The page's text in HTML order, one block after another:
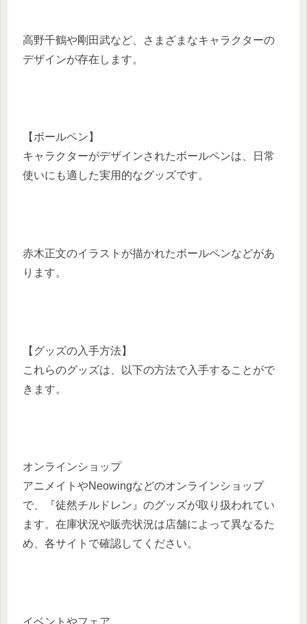
高野千鶴や剛田武など、さまざまなキャラクターの
デザインが存在します。
【ボールペン】
キャラクターがデザインされたボールペンは、日常
使いにも適した実用的なグッズです。
赤木正文のイラストが描かれたボールペンなどがあ
ります。
【グッズの入手方法】
これらのグッズは、以下の方法で入手することがで
きます。
オンラインショップ
アニメイトやNeowingなどのオンラインショップ
で、『徒然チルドレン』のグッズが取り扱われてい
ます。在庫状況や販売状況は店舗によって異なるた
め、各サイトで確認してください。
イベントやフェア